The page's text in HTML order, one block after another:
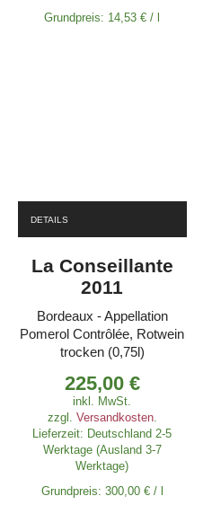
Grundpreis: 14,53€ /
DETAILS
La Conseillante
2011
Bordeaux - Appellation
Pomerol Contrôlée, Rotwein
trocken (0,75l)
225,00 €
inkl. MwSt.
zzgl. Versandkosten.
Lieferzeit: Deutschland 2-5
Werktage (Ausland 3-7
Werktage)
Grundpreis: 300,00 €/